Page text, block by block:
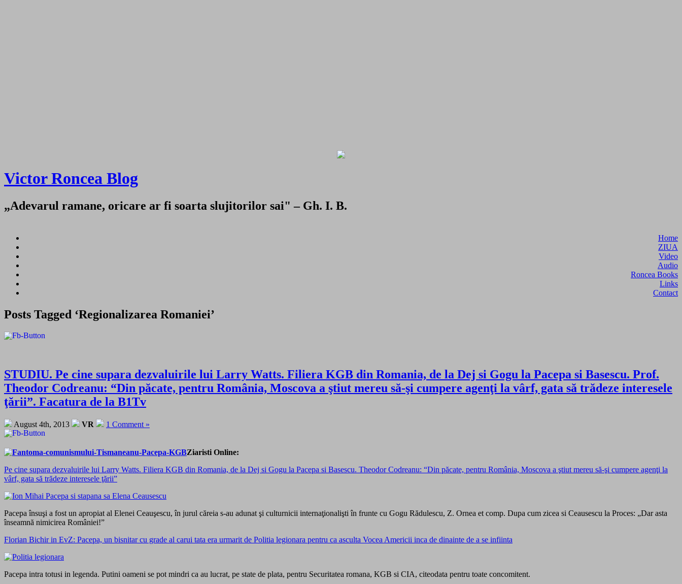
Victor Roncea Blog
„Adevarul ramane, oricare ar fi soarta slujitorilor sai" – Gh. I. B.
Home
ZIUA
Video
Audio
Roncea Books
Links
Contact
Posts Tagged ‘Regionalizarea Romaniei’
STUDIU. Pe cine supara dezvaluirile lui Larry Watts. Filiera KGB din Romania, de la Dej si Gogu la Pacepa si Basescu. Prof.
Theodor Codreanu: “Din păcate, pentru România, Moscova a ştiut mereu să-şi cumpere agenţi la vârf, gata să trădeze interesele
ţării”. Facatura de la B1Tv
August 4th, 2013 VR 1 Comment »
Ziaristi Online:
Pe cine supara dezvaluirile lui Larry Watts. Filiera KGB din Romania, de la Dej si Gogu la Pacepa si Basescu. Theodor Codreanu: “Din păcate, pentru România, Moscova a ştiut mereu să-şi cumpere agenţi la
vârf, gata să trădeze interesele ţării”
Pacepa însuşi a fost un apropiat al Elenei Ceauşescu, în jurul căreia s-au adunat şi culturnicii internaţionalişti în frunte cu Gogu Rădulescu, Z. Ornea et comp. Dupa cum zicea si Ceausescu la Proces: „Dar asta
înseamnă nimicirea României!”
Florian Bichir in EvZ: Pacepa, un bisnitar cu grade al carui tata era urmarit de Politia legionara pentru ca asculta Vocea Americii inca de dinainte de a se infiinta
Pacepa intra totusi in legenda. Putini oameni se pot mindri ca au lucrat, pe state de plata, pentru Securitatea romana, KGB si CIA, citeodata pentru toate concomitent.